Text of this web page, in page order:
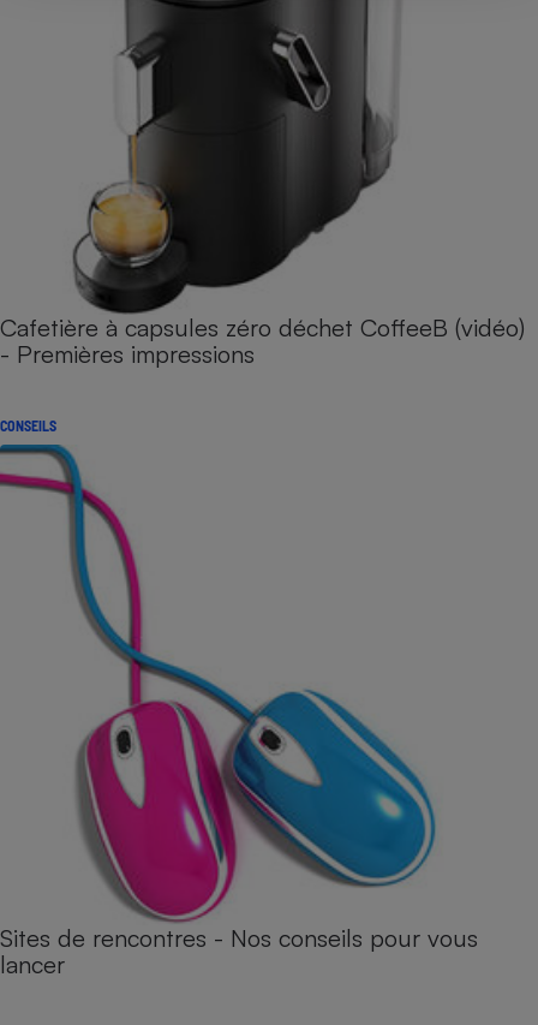
Cafetière à capsules zéro déchet CoffeeB (vidéo)
- Premières impressions
CONSEILS
Sites de rencontres - Nos conseils pour vous
lancer